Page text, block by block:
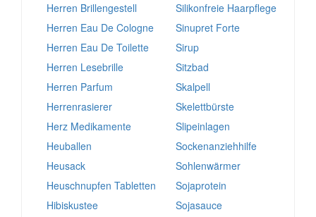
Herren Brillengestell
Herren Eau De Cologne
Herren Eau De Toilette
Herren Lesebrille
Herren Parfum
Herrenrasierer
Herz Medikamente
Heuballen
Heusack
Heuschnupfen Tabletten
Hibiskustee
Silikonfreie Haarpflege
Sinupret Forte
Sirup
Sitzbad
Skalpell
Skelettbürste
Slipeinlagen
Sockenanziehhilfe
Sohlenwärmer
Sojaprotein
Sojasauce